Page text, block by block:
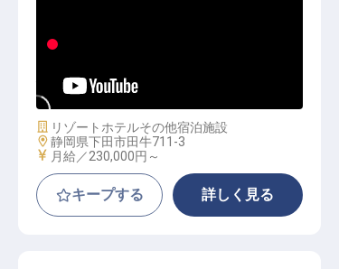
担／年休120日／月給25万円～
施設業態
リゾートホテルその他宿泊施設
勤務地
静岡県下田市田牛711-3
給与
月給／230,000円～
キープする 詳しく見る